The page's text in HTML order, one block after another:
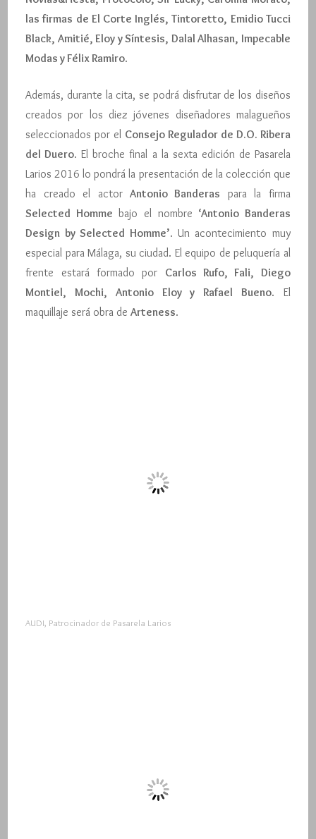
las firmas de El Corte Inglés, Tintoretto, Emidio Tucci
Black, Amitié, Eloy y Síntesis, Dalal Alhasan, Impecable
Modas y Félix Ramiro.
Además, durante la cita, se podrá disfrutar de los diseños
creados por los diez jóvenes diseñadores malagueños
seleccionados por el Consejo Regulador de D.O. Ribera
del Duero. El broche final a la sexta edición de Pasarela
Larios 2016 lo pondrá la presentación de la colección que
ha creado el actor Antonio Banderas para la firma
Selected Homme bajo el nombre ‘Antonio Banderas
Design by Selected Homme’. Un acontecimiento muy
especial para Málaga, su ciudad. El equipo de peluquería al
frente estará formado por Carlos Rufo, Fali, Diego
Montiel, Mochi, Antonio Eloy y Rafael Bueno. El
maquillaje será obra deArteness.
AUDI, Patrocinador de Pasarela Larios